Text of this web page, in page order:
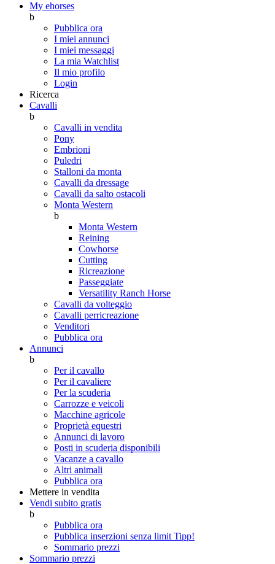
My ehorses
b
Pubblica ora
I miei annunci
I miei messaggi
La mia Watchlist
Il mio profilo
Login
Ricerca
Cavalli
b
Cavalli in vendita
Pony
Embrioni
Puledri
Stalloni da monta
Cavalli da dressage
Cavalli da salto ostacoli
Monta Western
b
Monta Western
Reining
Cowhorse
Cutting
Ricreazione
Passeggiate
Versatility Ranch Horse
Cavalli da volteggio
Cavalli perricreazione
Venditori
Pubblica ora
Annunci
b
Per il cavallo
Per il cavaliere
Per la scuderia
Carrozze e veicoli
Macchine agricole
Proprietà equestri
Annunci di lavoro
Posti in scuderia disponibili
Vacanze a cavallo
Altri animali
Pubblica ora
Mettere in vendita
Vendi subito gratis
b
Pubblica ora
Pubblica inserzioni senza limit Tipp!
Sommario prezzi
Sommario prezzi